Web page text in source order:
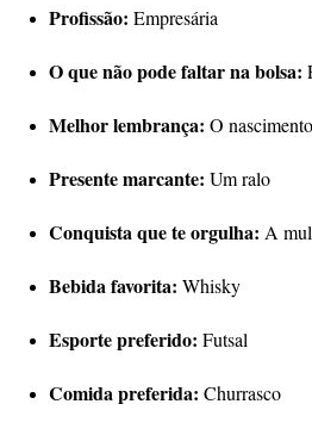
Profissão: Empresária
O que não pode faltar na bolsa:
Melhor lembrança: O
Presente marcante: Um ralo
Conquista que te orgulha: A
Bebida favorita: Whisky
Esporte preferido: Futsal
Comida preferida: Churrasco